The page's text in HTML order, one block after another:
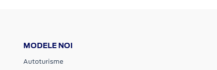
MODELE NOI
Autoturisme